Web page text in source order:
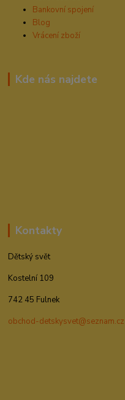
Bankovní spojení
Blog
Vrácení zboží
Kde nás najdete
Kontakty
Dětský svět
Kostelní 109
742 45 Fulnek
obchod-detskysvet@seznam.cz